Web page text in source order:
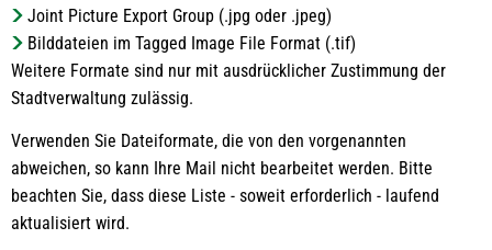
Joint Picture Export Group (.jpg oder .jpeg)
Bilddateien im Tagged Image File Format (.tif)
Weitere Formate sind nur mit ausdrücklicher Zustimmung der
Stadtverwaltung zulässig.
Verwenden Sie Dateiformate, die von den vorgenannten
abweichen, so kann Ihre Mail nicht bearbeitet werden. Bitte
beachten Sie, dass diese Liste - soweit erforderlich - laufend
aktualisiert wird.